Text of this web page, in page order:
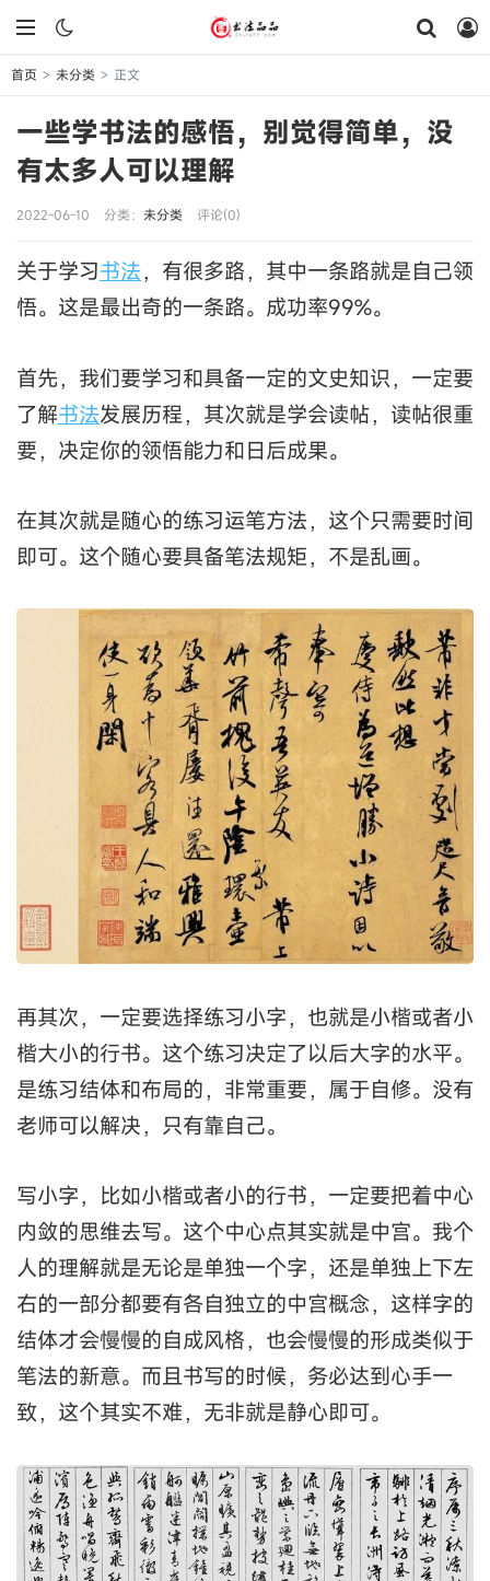
首页 > 未分类 > 正文
一些学书法的感悟，别觉得简单，没
有太多人可以理解
2022-06-10 分类： 未分类 评论(0)
关于学习书法，有很多路，其中一条路就是自己领
悟。这是最出奇的一条路。成功率99%。
首先，我们要学习和具备一定的文史知识，一定要
了解书法发展历程，其次就是学会读帖，读帖很重
要，决定你的领悟能力和日后成果。
在其次就是随心的练习运笔方法，这个只需要时间
即可。这个随心要具备笔法规矩，不是乱画。
再其次，一定要选择练习小字，也就是小楷或者小
楷大小的行书。这个练习决定了以后大字的水平。
是练习结体和布局的，非常重要，属于自修。没有
老师可以解决，只有靠自己。
写小字，比如小楷或者小的行书，一定要把着中心
内敛的思维去写。这个中心点其实就是中宫。我个
人的理解就是无论是单独一个字，还是单独上下左
右的一部分都要有各自独立的中宫概念，这样字的
结体才会慢慢的自成风格，也会慢慢的形成类似于
笔法的新意。而且书写的时候，务必达到心手一
致，这个其实不难，无非就是静心即可。